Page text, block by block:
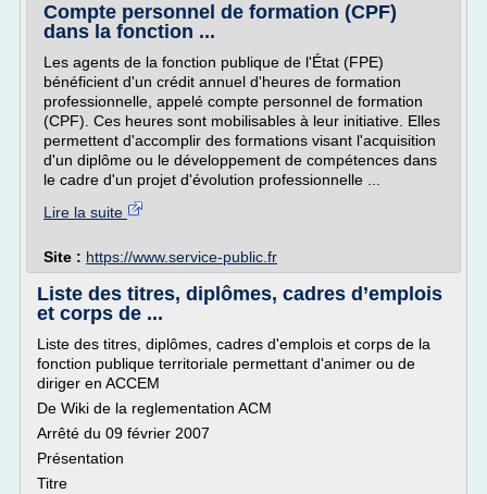
Compte personnel de formation (CPF)
dans la fonction ...
Les agents de la fonction publique de l'État (FPE)
bénéficient d'un crédit annuel d'heures de formation
professionnelle, appelé compte personnel de formation
(CPF). Ces heures sont mobilisables à leur initiative. Elles
permettent d'accomplir des formations visant l'acquisition
d'un diplôme ou le développement de compétences dans
le cadre d'un projet d'évolution professionnelle ...
Lire la suite
Site : https://www.service-public.fr
Liste des titres, diplômes, cadres d’emplois
et corps de ...
Liste des titres, diplômes, cadres d'emplois et corps de la
fonction publique territoriale permettant d'animer ou de
diriger en ACCEM
De Wiki de la reglementation ACM
Arrêté du 09 février 2007
Présentation
Titre